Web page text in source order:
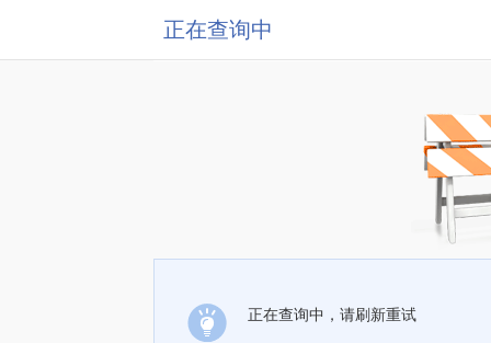
正在查询中
正在查询中，请刷新重试